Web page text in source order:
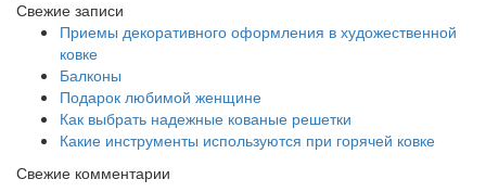
Свежие записи
Приемы декоративного оформления в художественной
ковке
Балконы
Подарок любимой женщине
Как выбрать надежные кованые решетки
Какие инструменты используются при горячей ковке
Свежие комментарии